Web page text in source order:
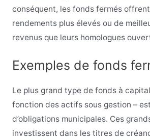
conséquent, les fonds fermés
rendements plus élevés ou de
revenus que leurs homologues
Exemples de fonds
Le plus grand type de fonds à
fonction des actifs sous gestion –
d’obligations municipales. Ces
investissent dans les titres de